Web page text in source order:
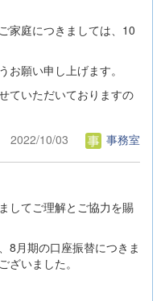
家庭につきましては、10
お願い申し上げます。
ていただいておりますの
2022/10/03
事務室
してご理解とご協力を賜
8月期の口座振替につきま
ざいました。